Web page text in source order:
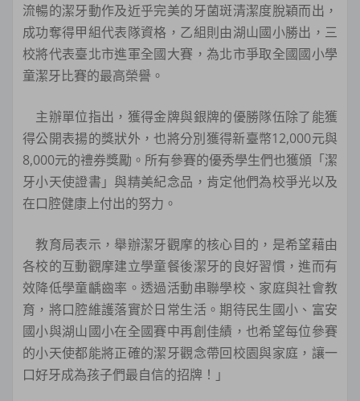
流暢的潔牙動作及近乎完美的牙菌斑清潔度脫穎而出，
成功奪得甲組代表隊資格，乙組則由湖山國小勝出，三
校將代表臺北市進軍全國大賽，為北市爭取全國國小學
童潔牙比賽的最高榮譽。
主辦單位指出，獲得金牌與銀牌的優勝隊伍除了能獲
得公開表揚的獎狀外，也將分別獲得新臺幣12,000元與
8,000元的禮券獎勵。所有參賽的優秀學生們也獲頒「潔
牙小天使證書」與精美紀念品，肯定他們為校爭光以及
在口腔健康上付出的努力。
教育局表示，舉辦潔牙觀摩的核心目的，是希望藉由
各校的互動觀摩建立學童餐後潔牙的良好習慣，進而有
效降低學童齲齒率。透過活動串聯學校、家庭與社會教
育，將口腔維護落實於日常生活。期待民生國小、富安
國小與湖山國小在全國賽中再創佳績，也希望每位參賽
的小天使都能將正確的潔牙觀念帶回校園與家庭，讓一
口好牙成為孩子們最自信的招牌！」